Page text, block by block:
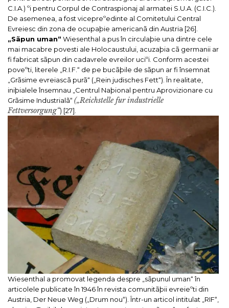
C.I.A.) ºi pentru Corpul de Contraspionaj al armatei S.U.A. (C.I.C.).
De asemenea, a fost vicepreºedinte al Comitetului Central
Evreiesc din zona de ocupaþie americanã din Austria [26].
„Sãpun uman“ Wiesenthal a pus în circulaþie una dintre cele
mai macabre povesti ale Holocaustului, acuzaþia cã germanii ar
fi fabricat sãpun din cadavrele evreilor uciºi. Conform acestei
poveºti, literele „R.I.F.“ de pe bucãþile de sãpun ar fi însemnat
„Grãsime evreiascã purã“ („ Rein judisches Fett“). În realitate,
iniþialele însemnau „Centrul Naþional pentru Aprovizionare cu
Grãsime Industrialã“ („Reichstelle fur industrielle
Fettversorgung“) [27].
Wiesenthal a promovat legenda despre „sãpunul uman“ în
articolele publicate în 1946 în revista comunitãþii evreieºti din
Austria, Der Neue Weg („Drum nou“). Într-un articol intitulat „RIF“,